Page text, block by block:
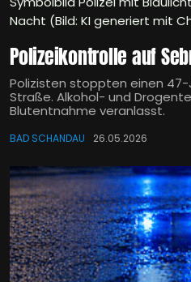
Nacht (Bild: KI generiert mit
Polizeikontrolle auf
Polizisten stoppten einen
Straße. Alkohol- und
Blutentnahme veranlasst.
BAD SCHANDAU 26.05.2026